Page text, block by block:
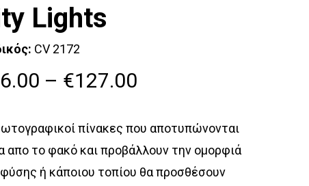
Lights
CV 2172
– €127.00
€56.00
through
€127.00
πίνακες που αποτυπώνονται
απο το φακό και προβάλλουν την ομορφιά
ή κάποιου τοπίου θα προσθέσουν